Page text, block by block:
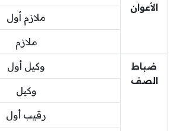
الأعوان
ملازم أول
ملازم
ضباط
الصف
وكيل أول
وكيل
رقيب أول